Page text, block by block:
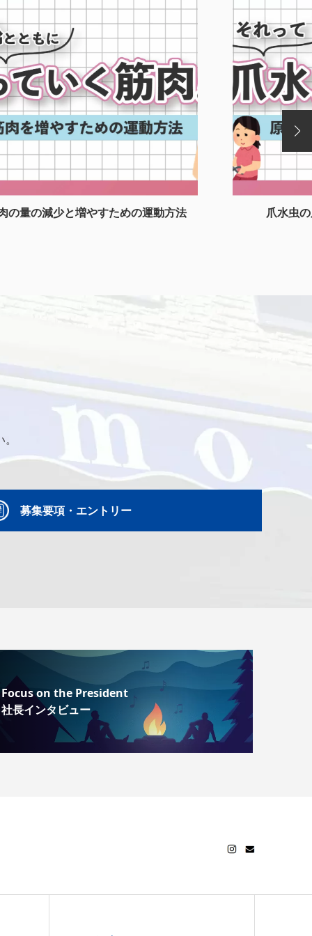
の量の減少と増やすための運動方法 爪水虫
募集要項・エントリー
Focus on the President
社長インタビュー